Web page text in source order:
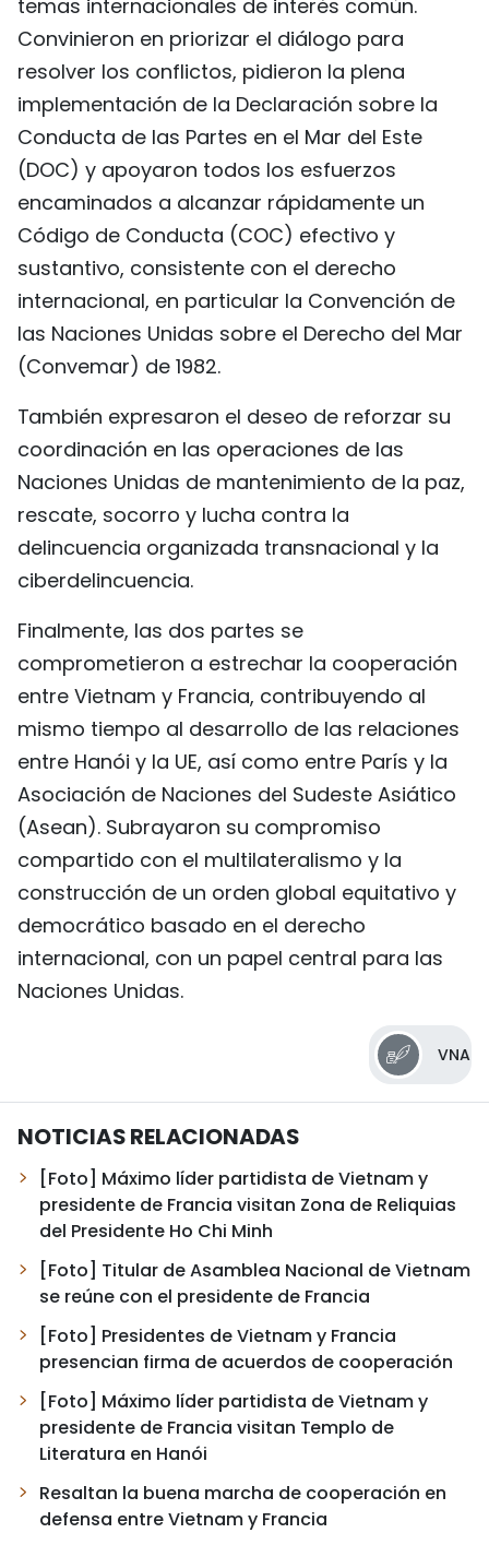
temas internacionales de interés común.
Convinieron en priorizar el diálogo para
resolver los conflictos, pidieron la plena
implementación de la Declaración sobre la
Conducta de las Partes en el Mar del Este
(DOC) y apoyaron todos los esfuerzos
encaminados a alcanzar rápidamente un
Código de Conducta (COC) efectivo y
sustantivo, consistente con el derecho
internacional, en particular la Convención de
las Naciones Unidas sobre el Derecho del Mar
(Convemar) de 1982.
También expresaron el deseo de reforzar su
coordinación en las operaciones de las
Naciones Unidas de mantenimiento de la paz,
rescate, socorro y lucha contra la
delincuencia organizada transnacional y la
ciberdelincuencia.
Finalmente, las dos partes se
comprometieron a estrechar la cooperación
entre Vietnam y Francia, contribuyendo al
mismo tiempo al desarrollo de las relaciones
entre Hanói y la UE, así como entre París y la
Asociación de Naciones del Sudeste Asiático
(Asean). Subrayaron su compromiso
compartido con el multilateralismo y la
construcción de un orden global equitativo y
democrático basado en el derecho
internacional, con un papel central para las
Naciones Unidas.
VNA
NOTICIAS RELACIONADAS
[Foto] Máximo líder partidista de Vietnam y
presidente de Francia visitan Zona de Reliquias
del Presidente Ho Chi Minh
[Foto] Titular de Asamblea Nacional de Vietnam
se reúne con el presidente de Francia
[Foto] Presidentes de Vietnam y Francia
presencian firma de acuerdos de cooperación
[Foto] Máximo líder partidista de Vietnam y
presidente de Francia visitan Templo de
Literatura en Hanói
Resaltan la buena marcha de cooperación en
defensa entre Vietnam y Francia